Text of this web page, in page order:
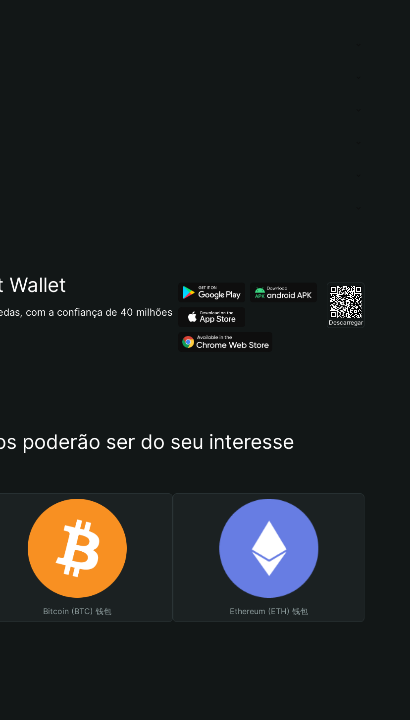
Wallet
com a confiança de 40 milhões
Descarregar
poderão ser do seu interesse
Bitcoin (BTC) 钱包 Ethereum (ETH) 钱包